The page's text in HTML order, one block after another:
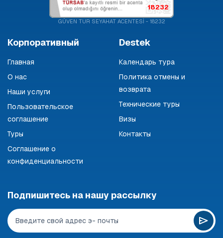
18232
GÜVEN TUR SEYAHAT ACENTESİ - 18232
Корпоративный
Главная
О нас
Наши услуги
Пользовательское
соглашение
Туры
Соглашение о
конфиденциальности
Destek
Календарь тура
Политика отмены и
возврата
Технические туры
Визы
Контакты
Подпишитесь на нашу рассылку